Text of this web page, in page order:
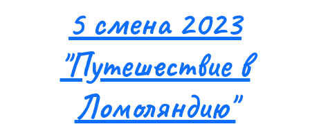
5 смена 2023
"Путешествие в
Ломоляндию"